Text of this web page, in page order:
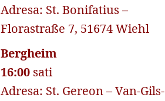
Adresa: St. Bonifatius –
Florastraße 7, 51674 Wiehl
Bergheim
16:00 sati
Adresa: St. Gereon – Van-Gils-